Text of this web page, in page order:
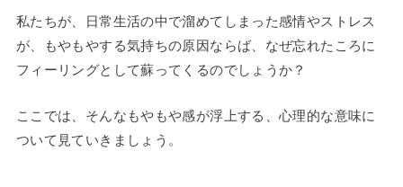
私たちが、日常生活の中で溜めてしまった感情やストレス
が、もやもやする気持ちの原因ならば、なぜ忘れたころに
フィーリングとして蘇ってくるのでしょうか？
ここでは、そんなもやもや感が浮上する、心理的な意味に
ついて見ていきましょう。